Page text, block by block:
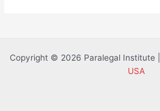
Copyright © 2026 Paralegal Institute
USA